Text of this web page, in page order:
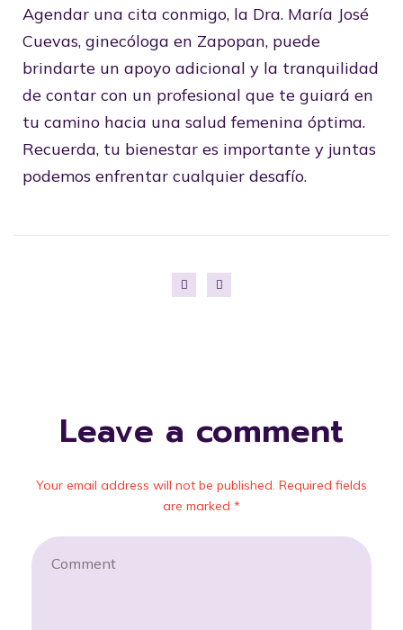
Agendar una cita conmigo, la Dra. María José
Cuevas, ginecóloga en Zapopan, puede
brindarte un apoyo adicional y la tranquilidad
de contar con un profesional que te guiará en
tu camino hacia una salud femenina óptima.
Recuerda, tu bienestar es importante y juntas
podemos enfrentar cualquier desafío.
Leave a comment
Your email address will not be published. Required fields
are marked *